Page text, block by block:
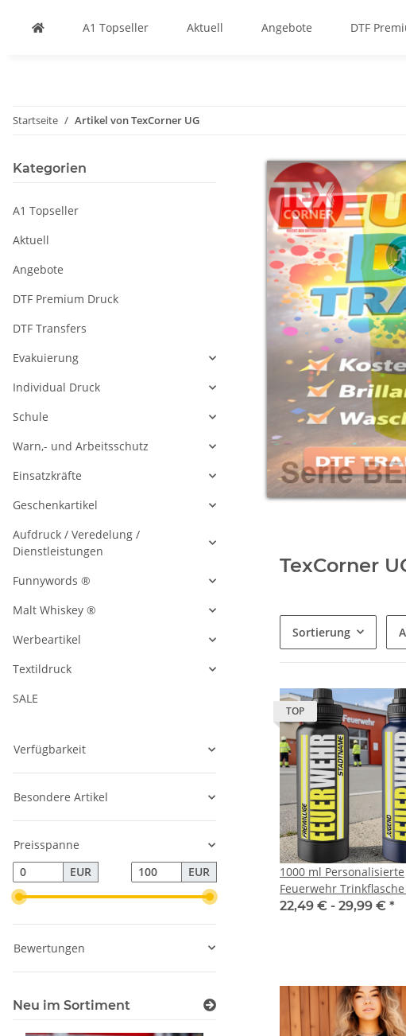
A1 Topseller Aktuell Angebote DTF
Startseite Artikel von TexCorner UG
TexCorner
Sortierung
TOP
1000 ml Personalisierte
Feuerwehr
Isolierflasche schwarz /
22,49 € - 29,99 € *
Kategorien
A1 Topseller
Aktuell
Angebote
DTF Premium Druck
DTF Transfers
Evakuierung
Individual Druck
Schule
Warn,- und Arbeitsschutz
Einsatzkräfte
Geschenkartikel
Aufdruck / Veredelung /
Dienstleistungen
Funnywords ®
Malt Whiskey ®
Werbeartikel
Textildruck
SALE
Verfügbarkeit
Besondere Artikel
Preisspanne
EUR
EUR
Bewertungen
Neu im Sortiment